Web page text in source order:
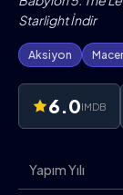
Starlight İndir
Aksiyon
6.0IMDB
Yapım Yılı